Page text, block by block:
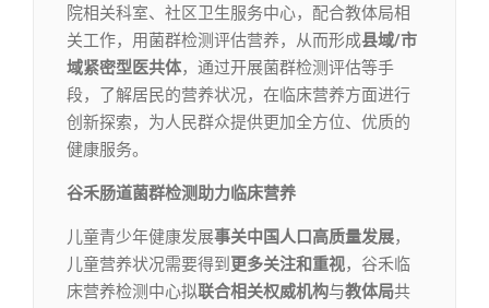
院相关科室、社区卫生服务中心，配合教体局相
关工作，用菌群检测评估营养，从而形成县域/市
域紧密型医共体，通过开展菌群检测评估等手
段，了解居民的营养状况，在临床营养方面进行
创新探索，为人民群众提供更加全方位、优质的
健康服务。
谷禾肠道菌群检测助力临床营养
儿童青少年健康发展事关中国人口高质量发展，
儿童营养状况需要得到 更多关注和重视，谷禾临
床营养检测中心拟联合相关权威机构与教体局共